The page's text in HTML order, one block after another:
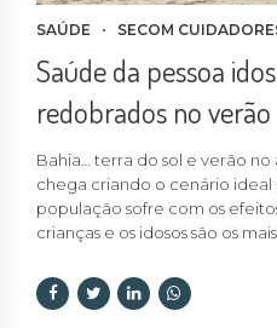
SAÚDE SECOM
Saúde da pessoa
redobrados no verão
Bahia… terra do sol e verão no
chega criando o cenário ideal
população sofre com os
crianças e os idosos são os